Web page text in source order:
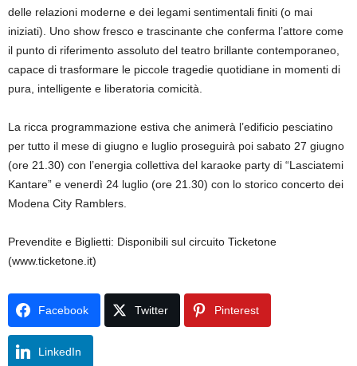
delle relazioni moderne e dei legami sentimentali finiti (o mai
iniziati). Uno show fresco e trascinante che conferma l’attore come
il punto di riferimento assoluto del teatro brillante contemporaneo,
capace di trasformare le piccole tragedie quotidiane in momenti di
pura, intelligente e liberatoria comicità.
La ricca programmazione estiva che animerà l’edificio pesciatino
per tutto il mese di giugno e luglio proseguirà poi sabato 27 giugno
(ore 21.30) con l’energia collettiva del karaoke party di “Lasciatemi
Kantare” e venerdì 24 luglio (ore 21.30) con lo storico concerto dei
Modena City Ramblers.
Prevendite e Biglietti: Disponibili sul circuito Ticketone
(www.ticketone.it)
Facebook Twitter Pinterest
LinkedIn